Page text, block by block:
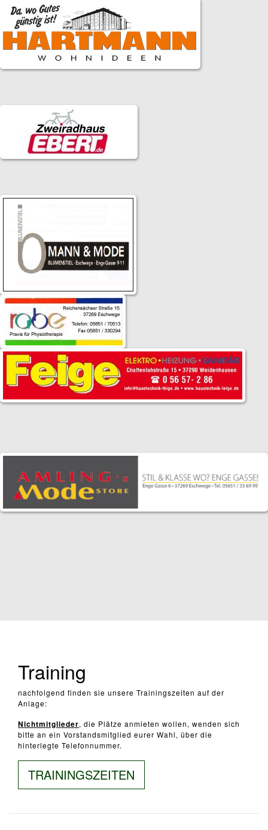
Training
nachfolgend finden sie unsere Trainingszeiten auf der
Anlage:
Nichtmitglieder, die Plätze anmieten wollen, wenden sich
bitte an ein Vorstandsmitglied eurer Wahl, über die
hinterlegte Telefonnummer.
TRAININGSZEITEN